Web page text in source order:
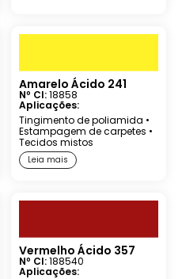
Amarelo Ácido 241
Nº CI:18858
Aplicações:
Tingimento de poliamida •
Estampagem de carpetes •
Tecidos mistos
Leia mais
Vermelho Ácido 357
Nº CI:188540
Aplicações: